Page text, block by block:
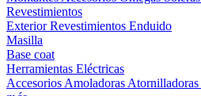
Revestimientos
ExteriorRevestimientos Enduido
Masilla
Base coat
Herramientas Eléctricas
Accesorios Amoladoras Atornilladoras